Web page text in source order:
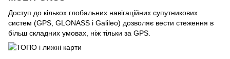
Доступ до кількох глобальних навігаційних супутникових
систем (GPS, GLONASS і Galileo) дозволяє вести стеження в
більш складних умовах, ніж тільки за GPS.